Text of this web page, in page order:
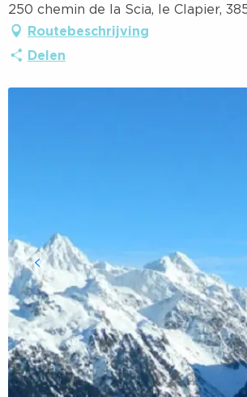
250 chemin de la Scia, le Clapier,
Routebeschrijving
Delen